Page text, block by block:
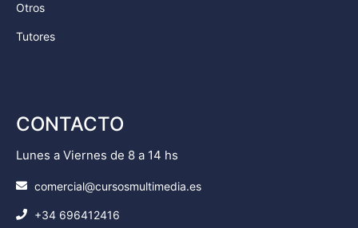
Otros
Tutores
CONTACTO
Lunes a Viernes de 8 a 14 hs
comercial@cursosmultimedia.es
+34 696412416